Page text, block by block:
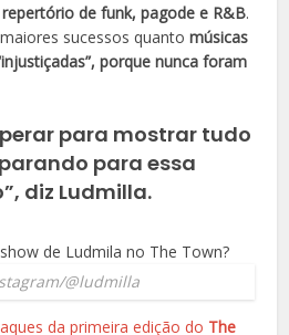
de funk, pagode e R&B.
sucessos quantomúsicas
porque nunca foram
para mostrar tudo
para essa
diz Ludmilla.
@ludmilla
da primeira edição do The